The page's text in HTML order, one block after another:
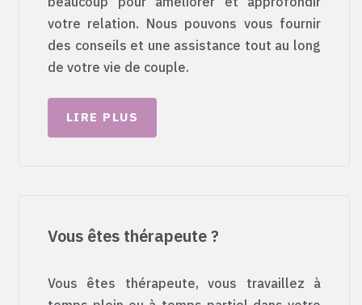
votre relation. Nous pouvons vous fournir
des conseils et une assistance tout au long
de votre vie de couple.
LIRE PLUS
Vous êtes thérapeute ?
Vous êtes thérapeute, vous travaillez à